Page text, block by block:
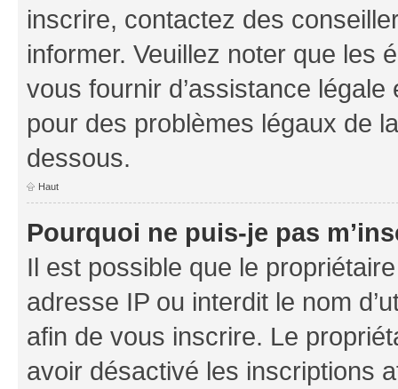
inscrire, contactez des
informer. Veuillez noter que les
vous fournir d’assistance
pour des problèmes légaux de
dessous.
Haut
Pourquoi ne puis-je pas
Il est possible que le
adresse IP ou interdit le nom
afin de vous inscrire. Le
avoir désactivé les inscriptions